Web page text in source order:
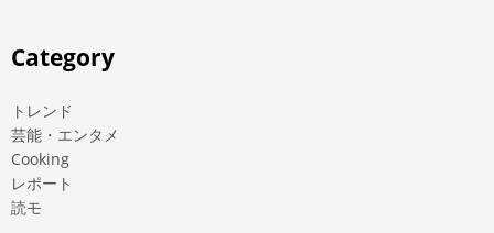
Category
トレンド
芸能・エンタメ
Cooking
レポート
読モ